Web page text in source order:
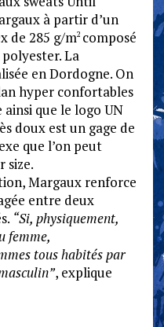
à partir d’un
de 285 g/m2 composé
La
en Dordogne. On
hyper confortables
que le logo UN
doux est un gage de
que l’on peut
size.
Margaux renforce
entre deux
“Si, physiquement,
femme,
tous habités par
, explique